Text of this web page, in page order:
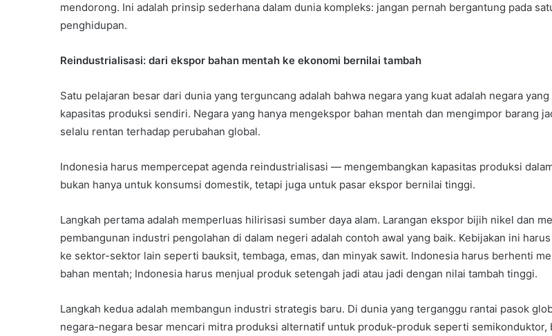
mendorong. Ini adalah prinsip sederhana dalam dunia kompleks: jangan pernah bergantung pada
penghidupan.
Reindustrialisasi: dari ekspor bahan mentah ke ekonomi bernilai tambah
Satu pelajaran besar dari dunia yang terguncang adalah bahwa negara yang kuat adalah negara
kapasitas produksi sendiri. Negara yang hanya mengekspor bahan mentah dan mengimpor barang
selalu rentan terhadap perubahan global.
Indonesia harus mempercepat agenda reindustrialisasi — mengembangkan kapasitas produksi
bukan hanya untuk konsumsi domestik, tetapi juga untuk pasar ekspor bernilai tinggi.
Langkah pertama adalah memperluas hilirisasi sumber daya alam. Larangan ekspor bijih nikel dan
pembangunan industri pengolahan di dalam negeri adalah contoh awal yang baik. Kebijakan ini
ke sektor-sektor lain seperti bauksit, tembaga, emas, dan minyak sawit. Indonesia harus berhenti
bahan mentah; Indonesia harus menjual produk setengah jadi atau jadi dengan nilai tambah tinggi.
Langkah kedua adalah membangun industri strategis baru. Di dunia yang terganggu rantai pasok
negara-negara besar mencari mitra produksi alternatif untuk produk-produk seperti semikonduktor,